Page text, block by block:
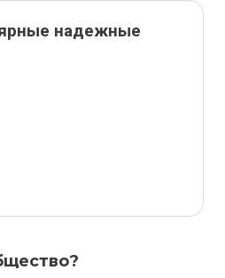
надежные